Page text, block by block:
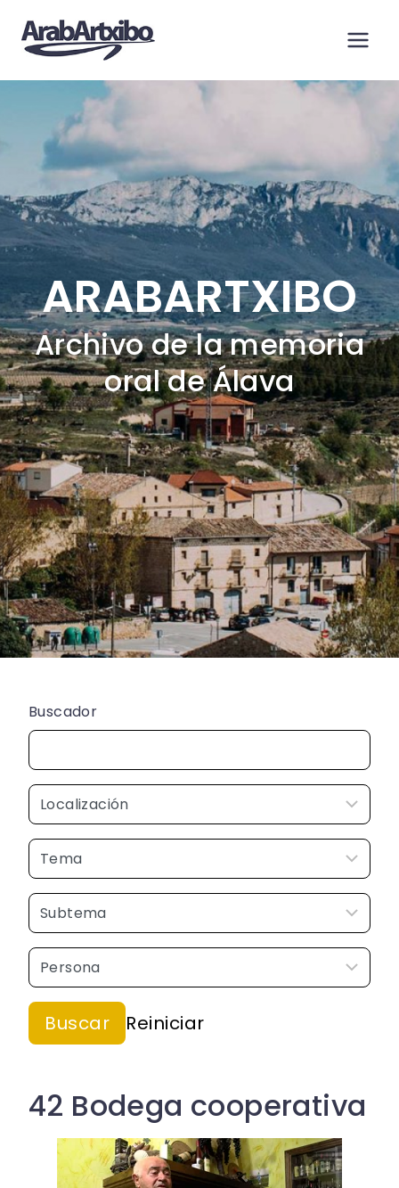
contenido
ARABARTXIBO
Archivo de la memoria
oral de Álava
Buscador
42 Bodega cooperativa